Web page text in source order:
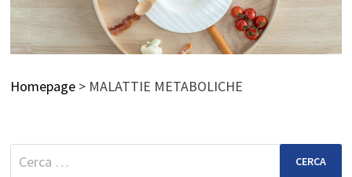
Homepage > MALATTIE METABOLICHE
Ricerca